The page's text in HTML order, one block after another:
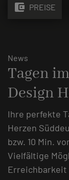
account_balance_wallet PREISE
News
Tagen
Design
Ihre perfekte
Herzen
bzw. 10 Min.
Vielfältige
Erreichbarkeit